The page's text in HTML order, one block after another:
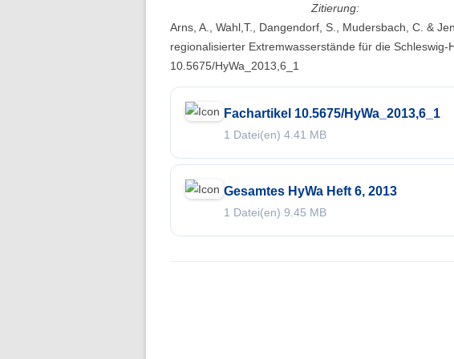
Landschaftswasserhaushalt
Folge 9 – Internationale Kommission
Folge 8 – Oeschger-Zentrum für
Klimaforschung
Folge 7 – Ökohydrologie
Folge 6 – Starkregen und Sturzfluten
Zitierung:
Arns, A., Wahl,T., Dangendorf, S., Mudersbach, C. &
regionalisierter Extremwasserstände für die Schleswig-
10.5675/HyWa_2013,6_1
Fachartikel 10.5675/HyWa_2013,6_1
1 Datei(en) 4.41 MB
Gesamtes HyWa Heft 6, 2013
1 Datei(en) 9.45 MB